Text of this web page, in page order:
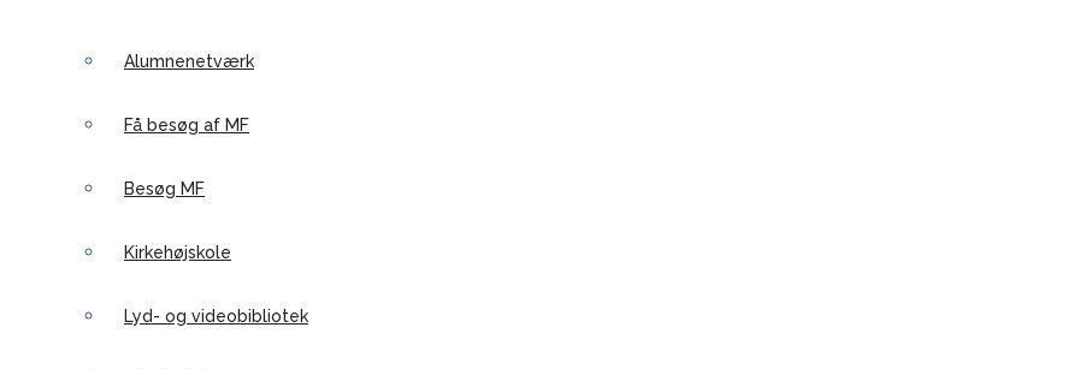
Alumnenetværk
Få besøg af MF
Besøg MF
Kirkehøjskole
Lyd- og videobibliotek